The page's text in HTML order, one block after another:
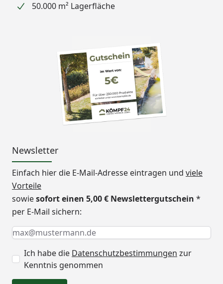
50.000 m² Lagerfläche
Newsletter
Einfach hier die E-Mail-Adresse eintragen und viele
Vorteile
sowiesofort einen 5,00 € Newslettergutschein *
per E-Mail sichern:
Keine Eingabe erforderlich
Eingabe erforderlich
E-Mail *
Ich habe die Datenschutzbestimmungen zur
Kenntnis genommen